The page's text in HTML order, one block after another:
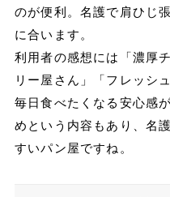
のが便利。名護で肩ひじ
に合います。
利用者の感想には「濃厚
リー屋さん」「フレッシ
毎日食べたくなる安心感
めという内容もあり、名
すいパン屋ですね。